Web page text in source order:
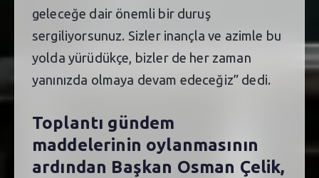
geleceğe dair önemli bir duruş
sergiliyorsunuz. Sizler inançla ve azimle bu
yolda yürüdükçe, bizler de her zaman
yanınızda olmaya devam edeceğiz” dedi.
Toplantı gündem
maddelerinin oylanmasının
ardından Başkan Osman Çelik,